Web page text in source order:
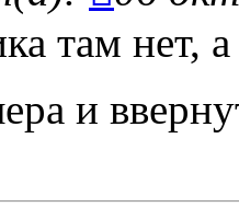
там нет,
и